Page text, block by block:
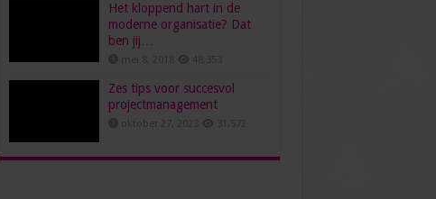
Het kloppend hart in de
moderne organisatie? Dat
ben jij…
Zes tips voor succesvol
projectmanagement